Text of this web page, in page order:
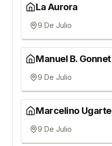
La Aurora
9 De Julio
Manuel B. Gonnet
9 De Julio
Marcelino Ugarte
9 De Julio